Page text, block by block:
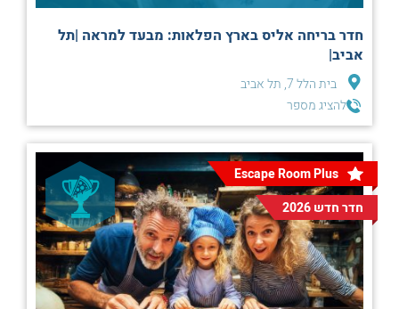
חדר בריחה אליס בארץ הפלאות: מבעד למראה |תל
אביב|
בית הלל 7, תל אביב
להציג מספר
Escape Room Plus
חדר חדש 2026